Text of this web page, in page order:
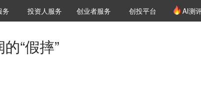
窗
务 VClub投资机构库
投资机构职位推介
投资人服务 创投氪堂
创业者服务 创投平台 AI测
“假摔”